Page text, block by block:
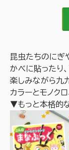
昆虫たちのにぎ
かべに貼ったり
楽しみながら九
カラーとモノク
▼もっと本格的